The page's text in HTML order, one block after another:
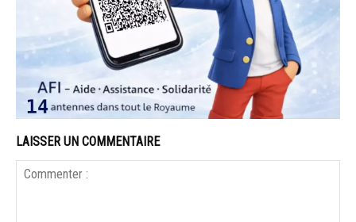
LAISSER UN COMMENTAIRE